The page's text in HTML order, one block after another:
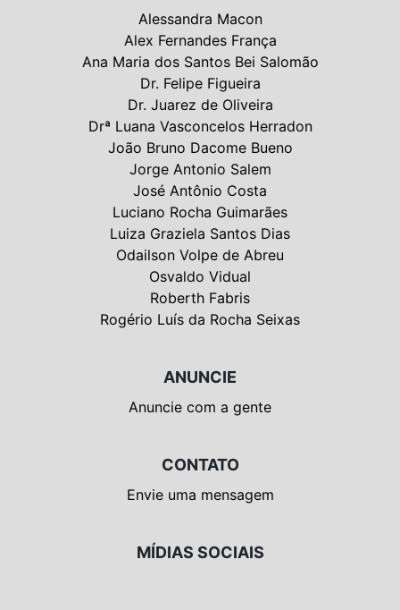
Alessandra Macon
Alex Fernandes França
Ana Maria dos Santos Bei Salomão
Dr. Felipe Figueira
Dr. Juarez de Oliveira
Drª Luana Vasconcelos Herradon
João Bruno Dacome Bueno
Jorge Antonio Salem
José Antônio Costa
Luciano Rocha Guimarães
Luiza Graziela Santos Dias
Odailson Volpe de Abreu
Osvaldo Vidual
Roberth Fabris
Rogério Luís da Rocha Seixas
ANUNCIE
Anuncie com a gente
CONTATO
Envie uma mensagem
MÍDIAS SOCIAIS